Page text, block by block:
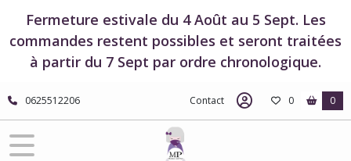
Fermeture estivale du 4 Août au 5 Sept. Les
commandes restent possibles et seront traitées
à partir du 7 Sept par ordre chronologique.
0625512206 Contact 0 0